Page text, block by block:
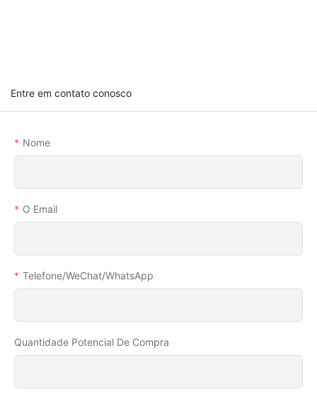
Entre em contato conosco
Nome
O Email
Telefone/WeChat/WhatsApp
Quantidade Potencial De Compra